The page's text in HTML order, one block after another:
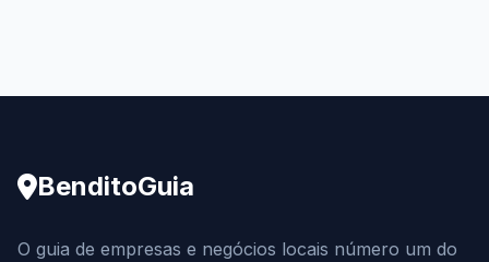
BenditoGuia
O guia de empresas e negócios locais número um do